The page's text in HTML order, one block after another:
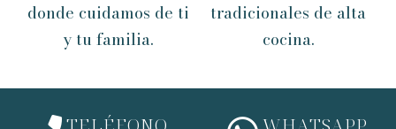
donde cuidamos de ti
y tu familia.
tradicionales de alta
cocina.